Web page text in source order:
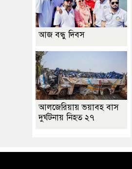
আজ বন্ধু দিবস
আলজেরিয়ায় ভয়াবহ বাস
দুর্ঘটনায় নিহত ২৭